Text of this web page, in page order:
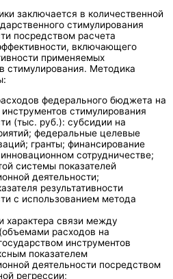
заключается в количественной
стимулирования
посредством расчета
включающего
применяемых
стимулирования. Методика
федерального бюджета на
стимулирования
(тыс. руб.): субсидии на
федеральные целевые
гранты; финансирование
сотрудничестве;
системы показателей
деятельности;
результативности
с использованием метода
характера связи между
расходов на
инструментов
показателем
деятельности посредством
регрессии;